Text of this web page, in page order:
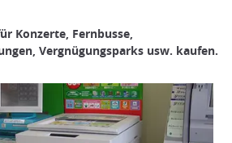
Konzerte, Fernbusse,
Vergnügungsparks usw. kaufen.